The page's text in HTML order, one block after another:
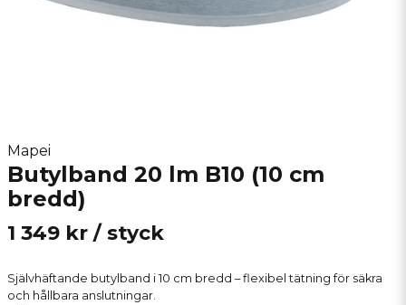
Mapei
Butylband 20 lm B10 (10 cm
bredd)
1 349 kr / styck
Självhäftande butylband i 10 cm bredd – flexibel tätning för säkra
och hållbara anslutningar.